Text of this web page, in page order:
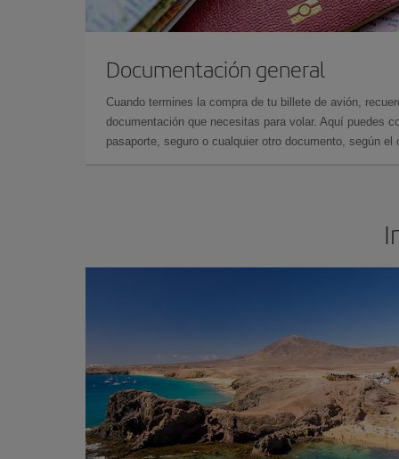
Documentación general
Cuando termines la compra de tu billete de avión,
documentación que necesitas para volar. Aquí puedes
pasaporte, seguro o cualquier otro documento, según